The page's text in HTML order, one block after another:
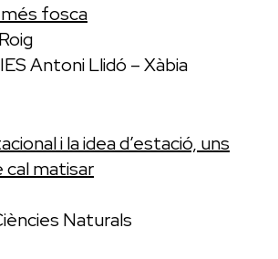
fosca
Antoni Llidó – Xàbia
i la idea d’estació, uns
matisar
Naturals